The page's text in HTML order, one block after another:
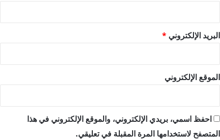
البريد الإلكتروني *
الموقع الإلكتروني
احفظ اسمي، بريدي الإلكتروني، والموقع الإلكتروني في هذا
المتصفح لاستخدامها المرة المقبلة في تعليقي.